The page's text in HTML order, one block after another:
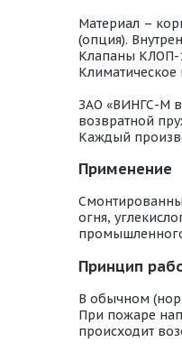
Материал –
(опция).
Клапаны КЛОП-
Климатическое
ЗАО «ВИНГС-М
возвратной
Каждый
Применение
огня,
Принцип
В обычном
При пожаре
происходит